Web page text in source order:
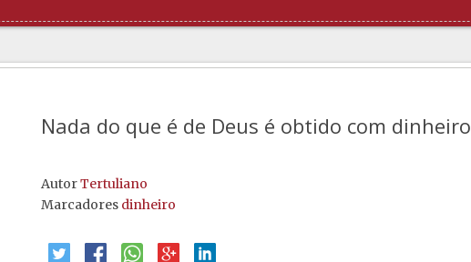
Nada do que é de Deus é obtido com dinheiro
AutorTertuliano
Marcadores dinheiro